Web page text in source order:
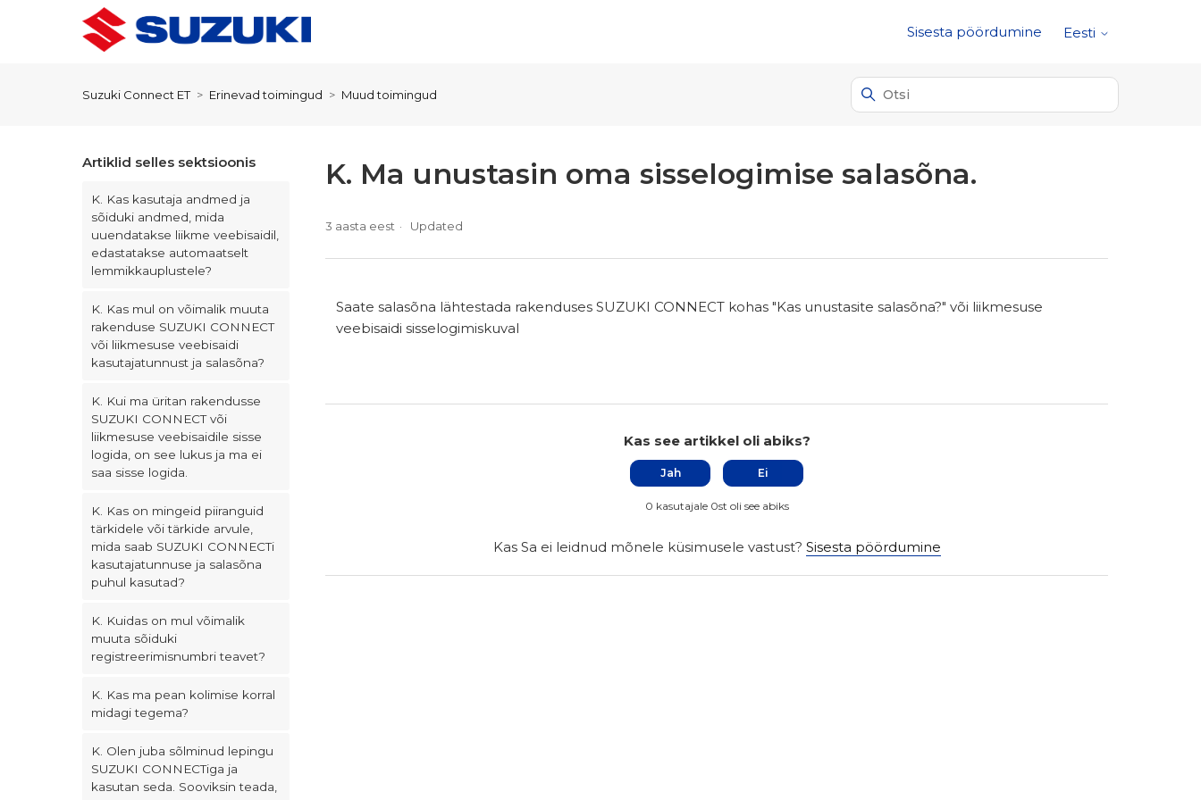
Sisesta pöördumine Eesti
Suzuki Connect ET Erinevad toimingud Muud toimingud
Artiklid selles sektsioonis
K. Kas kasutaja andmed ja
sõiduki andmed, mida
uuendatakse liikme veebisaidil,
edastatakse automaatselt
lemmikkauplustele?
K. Kas mul on võimalik muuta
rakenduse SUZUKI CONNECT
või liikmesuse veebisaidi
kasutajatunnust ja salasõna?
K. Kui ma üritan rakendusse
SUZUKI CONNECT või
liikmesuse veebisaidile sisse
logida, on see lukus ja ma ei
saa sisse logida.
K. Kas on mingeid piiranguid
tärkidele või tärkide arvule,
mida saab SUZUKI CONNECTi
kasutajatunnuse ja salasõna
puhul kasutad?
K. Kuidas on mul võimalik
muuta sõiduki
registreerimisnumbri teavet?
K. Kas ma pean kolimise korral
midagi tegema?
K. Olen juba sõlminud lepingu
SUZUKI CONNECTiga ja
kasutan seda. Sooviksin teada,
K. Ma unustasin oma sisselogimise salasõna.
3 aasta eest Updated
Saate salasõna lähtestada rakenduses SUZUKI CONNECT kohas "Kas unustasite salasõna?" või liikmesuse
veebisaidi sisselogimiskuval
Kas see artikkel oli abiks?
Jah Ei
0 kasutajale 0st oli see abiks
Kas Sa ei leidnud mõnele küsimusele vastust? Sisesta pöördumine